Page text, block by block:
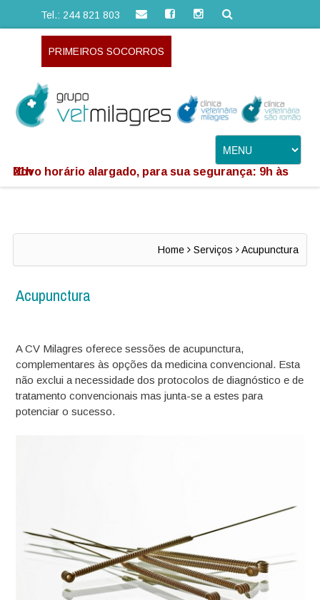
Tel.: 244 821 803
PRIMEIROS SOCORROS
Novo horário alargado, para sua segurança: 9h às 21h
Home Serviços Acupunctura
Acupunctura
A CV Milagres oferece sessões de acupunctura,
complementares às opções da medicina convencional. Esta
não exclui a necessidade dos protocolos de diagnóstico e de
tratamento convencionais mas junta-se a estes para
potenciar o sucesso.